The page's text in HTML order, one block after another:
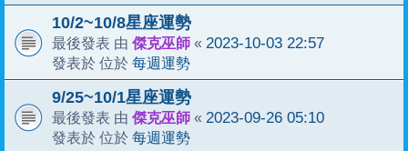
10/2~10/8星座運勢
最後發表 由 傑克巫師 « 2023-10-03 22:57
發表於 位於 每週運勢
9/25~10/1星座運勢
最後發表 由 傑克巫師 « 2023-09-26 05:10
發表於 位於 每週運勢